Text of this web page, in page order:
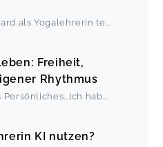
als Yogalehrerin te...
Freiheit,
Rhythmus
hab...
KI nutzen?